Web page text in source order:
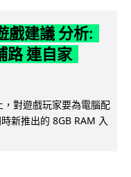
戲建議 分析:
路 連自家
對遊戲玩家要為電腦配
新推出的 8GB RAM 入